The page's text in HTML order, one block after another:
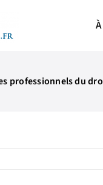
professionnels du